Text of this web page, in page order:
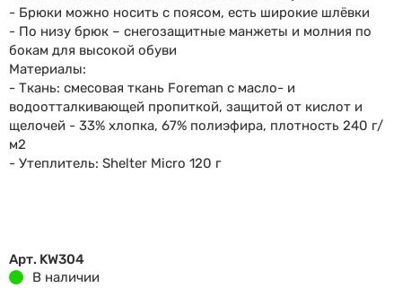
- Брюки можно носить с поясом, есть широкие шлёвки
- По низу брюк – снегозащитные манжеты и молния по
бокам для высокой обуви
Материалы:
- Ткань: смесовая ткань Foreman с масло- и
водоотталкивающей пропиткой, защитой от кислот и
щелочей - 33% хлопка, 67% полиэфира, плотность 240 г/
м2
- Утеплитель: Shelter Micro 120 г
Арт. KW304
В наличии